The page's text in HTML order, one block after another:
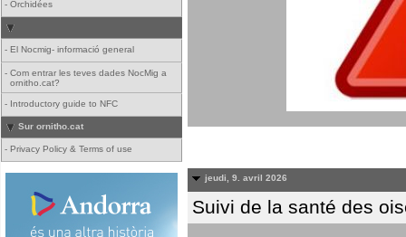
- Orchidées
- El Nocmig- informació general
- Com entrar les teves dades NocMig a
ornitho.cat?
- Introductory guide to NFC
Sur ornitho.cat
- Privacy Policy & Terms of use
jeudi, 9. avril 2026
Suivi de la santé des